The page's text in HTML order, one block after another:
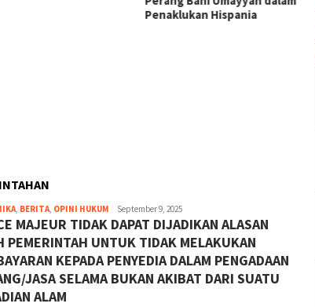
Penaklukan Hispania
, BERITA, OPINI HUKUM Michael
Eldryan
Ginting
September 9, 2025
MAJEUR TIDAK DAPAT DIJADIKAN ALASAN
PEMERINTAH UNTUK TIDAK MELAKUKAN
KEPADA PENYEDIA DALAM PENGADAAN
JASA SELAMA BUKAN AKIBAT DARI SUATU
ALAM